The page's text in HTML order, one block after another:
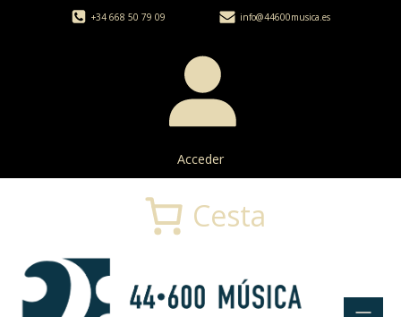
+34 668 50 79 09 info@44600musica.es
Acceder
Cesta